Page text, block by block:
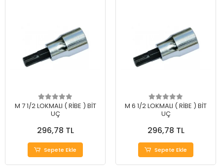
M 7 1/2 LOKMALI ( RİBE ) BİT
UÇ
296,78 TL
Sepete Ekle
M 6 1/2 LOKMALI ( RİBE ) BİT
UÇ
296,78 TL
Sepete Ekle